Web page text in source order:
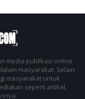
media publikasi online
masyarakat. Selain
masyarakat untuk
seperti artikel,